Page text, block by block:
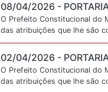
08/04/2026 -
O Prefeito Constitucional do
das atribuições que lhe são
02/04/2026 -
O Prefeito Constitucional do
das atribuições que lhe são